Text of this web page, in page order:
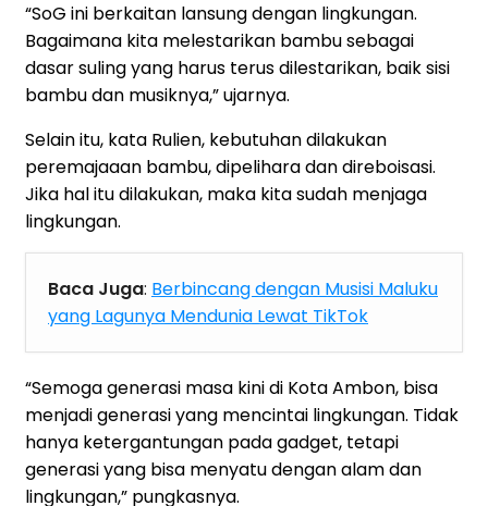
“SoG ini berkaitan lansung dengan lingkungan.
Bagaimana kita melestarikan bambu sebagai
dasar suling yang harus terus dilestarikan, baik sisi
bambu dan musiknya,” ujarnya.
Selain itu, kata Rulien, kebutuhan dilakukan
peremajaaan bambu, dipelihara dan direboisasi.
Jika hal itu dilakukan, maka kita sudah menjaga
lingkungan.
Baca Juga: Berbincang dengan Musisi Maluku
yang Lagunya Mendunia Lewat TikTok
“Semoga generasi masa kini di Kota Ambon, bisa
menjadi generasi yang mencintai lingkungan. Tidak
hanya ketergantungan pada gadget, tetapi
generasi yang bisa menyatu dengan alam dan
lingkungan,” pungkasnya.